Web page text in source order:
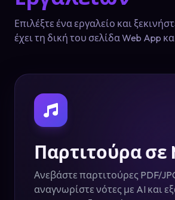
Επιλέξτε ένα εργαλείο και
έχει τη δική του σελίδα Web App
Παρτιτούρα σε
Ανεβάστε παρτιτούρες PDF/
αναγνωρίστε νότες με AI και